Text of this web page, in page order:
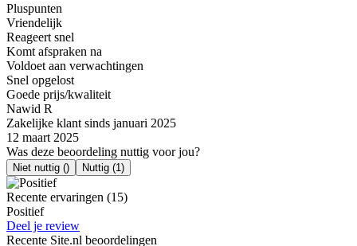
Pluspunten
Vriendelijk
Reageert snel
Komt afspraken na
Voldoet aan verwachtingen
Snel opgelost
Goede prijs/kwaliteit
Nawid R
Zakelijke klant sinds januari 2025
12 maart 2025
Was deze beoordeling nuttig voor jou?
Niet nuttig () Nuttig (1)
Recente ervaringen (15)
Positief
Deel je review
Recente Site.nl beoordelingen